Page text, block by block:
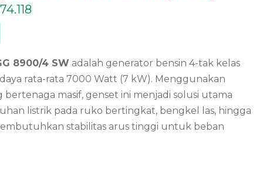
8900/4 SW adalah generator bensin 4-tak kelas
rata-rata 7000 Watt (7 kW). Menggunakan
masif, genset ini menjadi solusi utama
listrik pada ruko bertingkat, bengkel las, hingga
stabilitas arus tinggi untuk beban